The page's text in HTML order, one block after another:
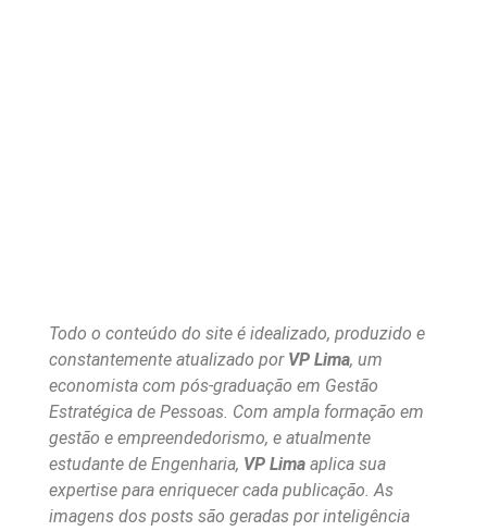
Todo o conteúdo do site é idealizado, produzido e
constantemente atualizado por VP Lima, um
economista com pós-graduação em Gestão
Estratégica de Pessoas. Com ampla formação em
gestão e empreendedorismo, e atualmente
estudante de Engenharia, VP Lima aplica sua
expertise para enriquecer cada publicação. As
imagens dos posts são geradas por inteligência